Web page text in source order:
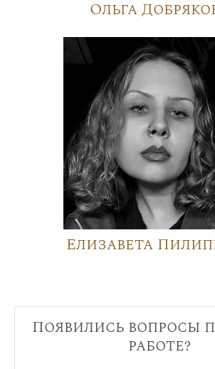
Ольга
Елизавета
Появились вопросы
работе?